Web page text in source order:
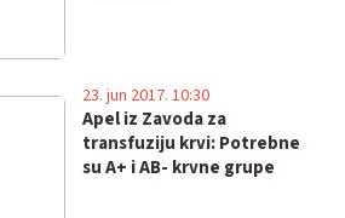
Apel iz Zavoda za
transfuziju krvi: Potrebne
su A+ i AB- krvne grupe
23. jun 2017. 10:30